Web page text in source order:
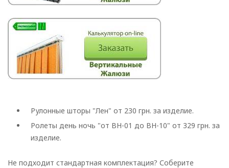
Рулонные шторы "Лен" от 230 грн. за изделие.
Ролеты день ночь "от BH-01 до BH-10" от 329 грн. за
изделие.
Не подходит стандартная комплектация? Соберите